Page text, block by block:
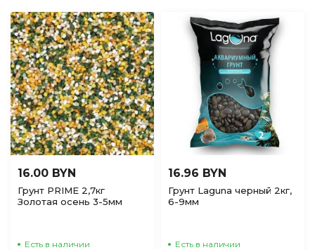
16.00 BYN
Грунт PRIME 2,7кг
Золотая осень 3-5мм
Есть в наличии
16.96 BYN
Грунт Laguna черный 2кг,
6-9мм
Есть в наличии